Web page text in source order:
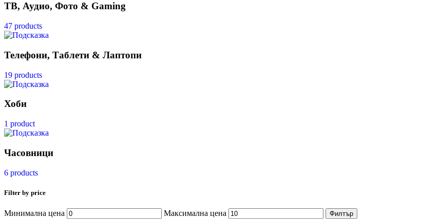
ТВ, Аудио, Фото & Gaming
47 products
Телефони, Таблети & Лаптопи
19 products
Хоби
1 product
Часовници
6 products
Filter by price
Минимална цена Максимална цена Филтър